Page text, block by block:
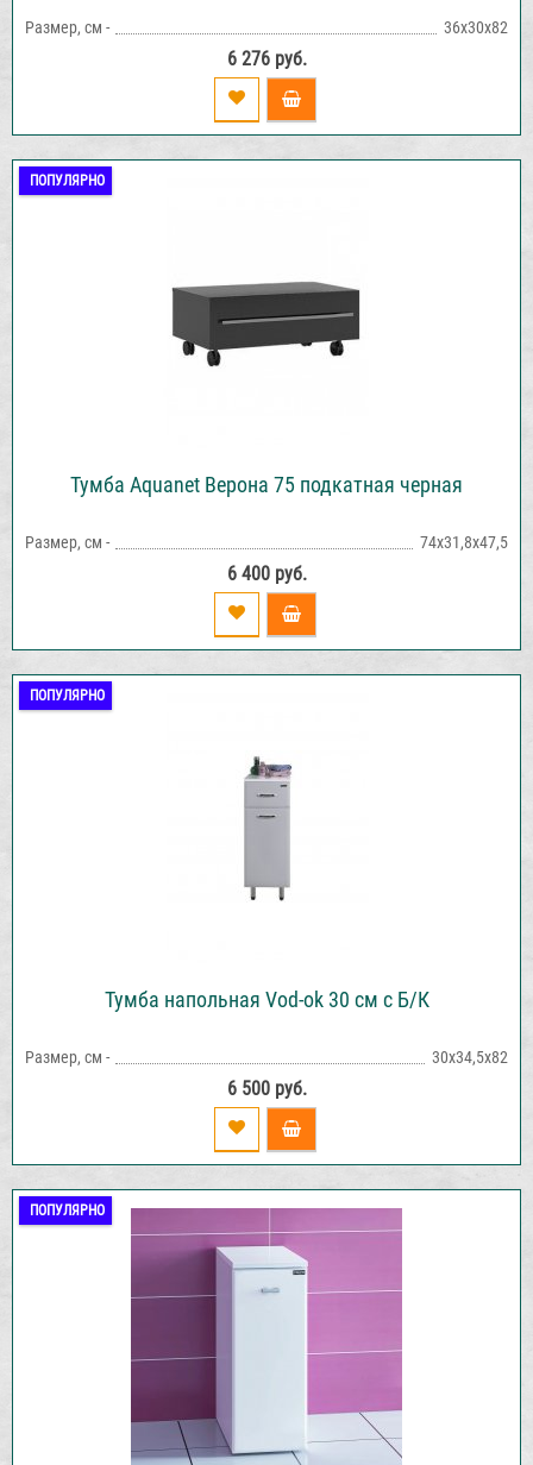
Размер, см - 36х30х82
6 276 руб.
ПОПУЛЯРНО
Тумба Aquanet Верона 75 подкатная черная
Размер, см - 74х31,8х47,5
6 400 руб.
ПОПУЛЯРНО
Тумба напольная Vod-ok 30 см с Б/К
Размер, см - 30х34,5х82
6 500 руб.
ПОПУЛЯРНО